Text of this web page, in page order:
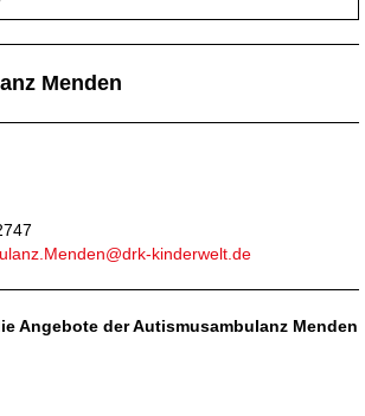
Menden
kinderwelt.de
Angebote der Autismusambulanz Menden